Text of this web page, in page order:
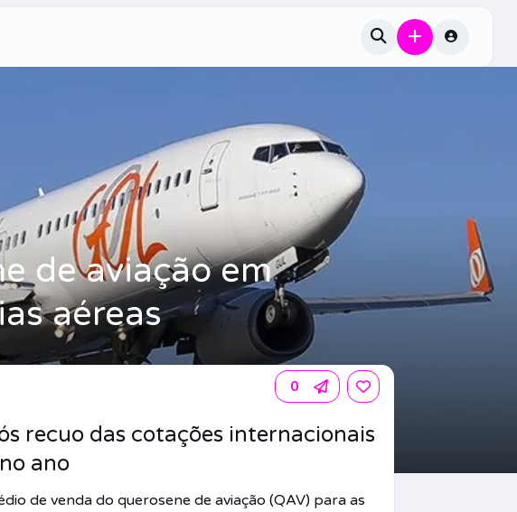
de aviação em
aéreas
0
recuo das cotações internacionais
ano
de venda do querosene de aviação (QAV) para as